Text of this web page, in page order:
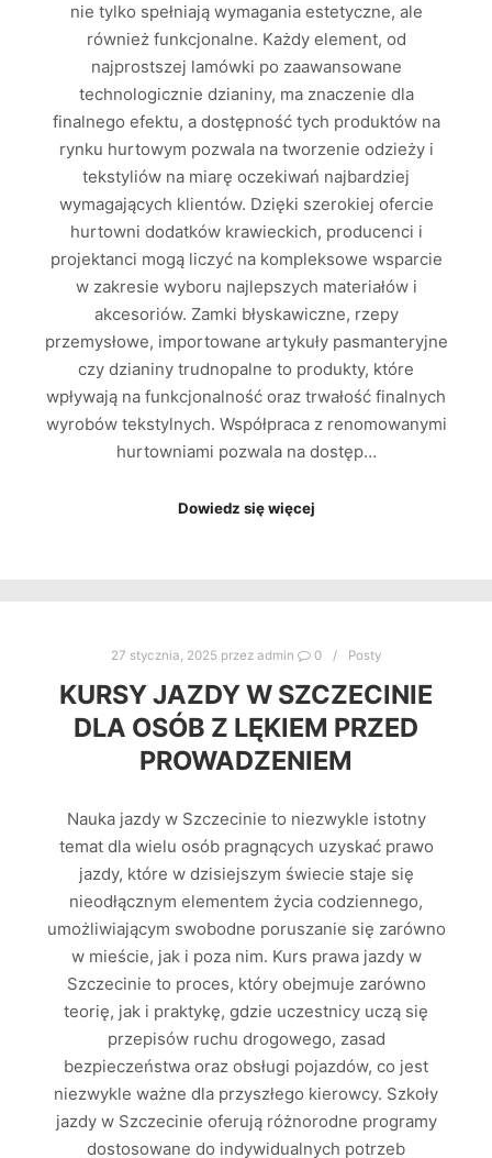
nie tylko spełniają wymagania estetyczne, ale
również funkcjonalne. Każdy element, od
najprostszej lamówki po zaawansowane
technologicznie dzianiny, ma znaczenie dla
finalnego efektu, a dostępność tych produktów na
rynku hurtowym pozwala na tworzenie odzieży i
tekstyliów na miarę oczekiwań najbardziej
wymagających klientów. Dzięki szerokiej ofercie
hurtowni dodatków krawieckich, producenci i
projektanci mogą liczyć na kompleksowe wsparcie
w zakresie wyboru najlepszych materiałów i
akcesoriów. Zamki błyskawiczne, rzepy
przemysłowe, importowane artykuły pasmanteryjne
czy dzianiny trudnopalne to produkty, które
wpływają na funkcjonalność oraz trwałość finalnych
wyrobów tekstylnych. Współpraca z renomowanymi
hurtowniami pozwala na dostęp…
Dowiedz się więcej
27 stycznia, 2025 przez admin 0 Posty
KURSY JAZDY W SZCZECINIE
DLA OSÓB Z LĘKIEM PRZED
PROWADZENIEM
Nauka jazdy w Szczecinie to niezwykle istotny
temat dla wielu osób pragnących uzyskać prawo
jazdy, które w dzisiejszym świecie staje się
nieodłącznym elementem życia codziennego,
umożliwiającym swobodne poruszanie się zarówno
w mieście, jak i poza nim. Kurs prawa jazdy w
Szczecinie to proces, który obejmuje zarówno
teorię, jak i praktykę, gdzie uczestnicy uczą się
przepisów ruchu drogowego, zasad
bezpieczeństwa oraz obsługi pojazdów, co jest
niezwykle ważne dla przyszłego kierowcy. Szkoły
jazdy w Szczecinie oferują różnorodne programy
dostosowane do indywidualnych potrzeb